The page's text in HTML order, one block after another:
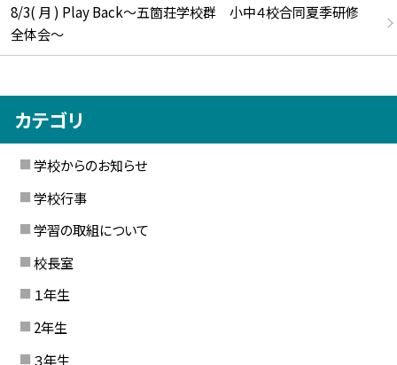
8/3( 月 ) Play Back～五箇荘学校群 小中４校合同夏季研修
全体会～
カテゴリ
学校からのお知らせ
学校行事
学習の取組について
校長室
１年生
2年生
３年生